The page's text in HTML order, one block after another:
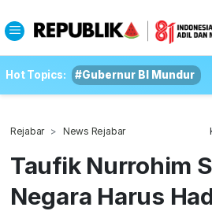
Hot Topics: #Gubernur BI Mundur
Rejabar News Rejabar
Taufik Nurrohim
Negara Harus